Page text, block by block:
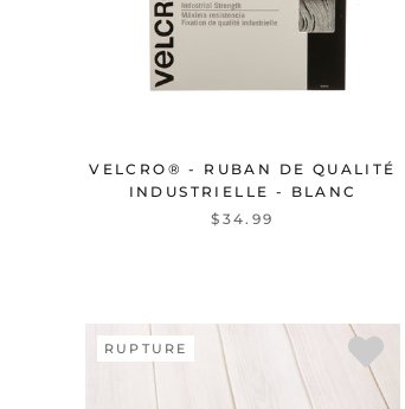
VELCRO® - RUBAN DE QUALITÉ
INDUSTRIELLE - BLANC
$34.99
RUPTURE